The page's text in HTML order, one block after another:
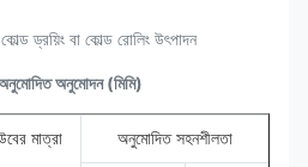
ড্রয়িং বা কোল্ড রোলিং উৎপাদন
অনুমোদিত অনুমোদন (মিমি)
মাত্রা অনুমোদিত সহনশীলতা